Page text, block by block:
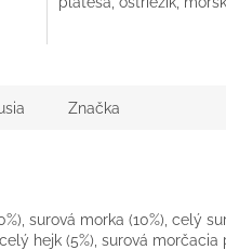
Značka
surová morka (10%), celý
hejk (5%), surová